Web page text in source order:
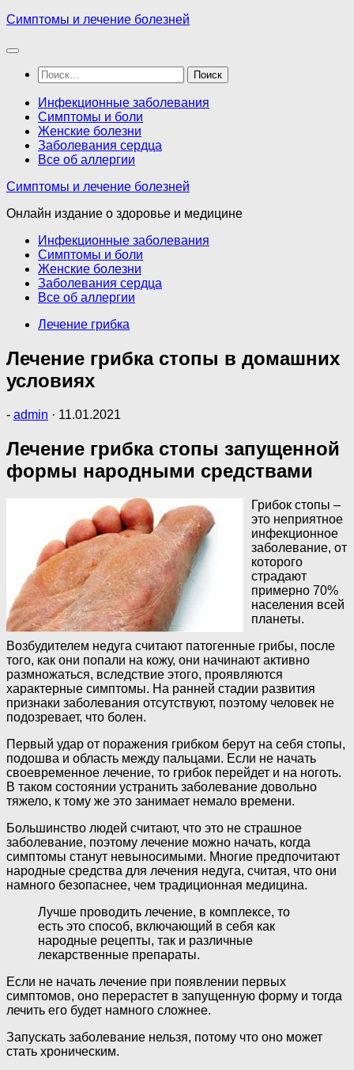
Перейти
содержимому
Симптомы и лечение болезней
Найти:
Инфекционные заболевания
Симптомы и боли
Женские болезни
Заболевания сердца
Все об аллергии
Симптомы и лечение болезней
Онлайн издание о здоровье и медицине
Инфекционные заболевания
Симптомы и боли
Женские болезни
Заболевания сердца
Все об аллергии
Лечение грибка
Лечение грибка стопы в домашних
условиях
- admin · 11.01.2021
Лечение грибка стопы запущенной
формы народными средствами
Грибок стопы –
это неприятное
инфекционное
заболевание, от
которого
страдают
примерно 70%
населения всей
планеты.
Возбудителем недуга считают патогенные грибы, после
того, как они попали на кожу, они начинают активно
размножаться, вследствие этого, проявляются
характерные симптомы. На ранней стадии развития
признаки заболевания отсутствуют, поэтому человек не
подозревает, что болен.
Первый удар от поражения грибком берут на себя стопы,
подошва и область между пальцами. Если не начать
своевременное лечение, то грибок перейдет и на ноготь.
В таком состоянии устранить заболевание довольно
тяжело, к тому же это занимает немало времени.
Большинство людей считают, что это не страшное
заболевание, поэтому лечение можно начать, когда
симптомы станут невыносимыми. Многие предпочитают
народные средства для лечения недуга, считая, что они
намного безопаснее, чем традиционная медицина.
Лучше проводить лечение, в комплексе, то
есть это способ, включающий в себя как
народные рецепты, так и различные
лекарственные препараты.
Если не начать лечение при появлении первых
симптомов, оно перерастет в запущенную форму и тогда
лечить его будет намного сложнее.
Запускать заболевание нельзя, потому что оно может
стать хроническим.